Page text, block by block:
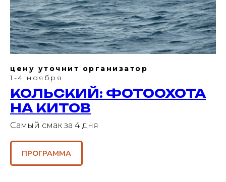
цену уточнит организатор
1-4 ноября
КОЛЬСКИЙ: ФОТООХОТА
НА КИТОВ
Самый смак за 4 дня
ПРОГРАММА